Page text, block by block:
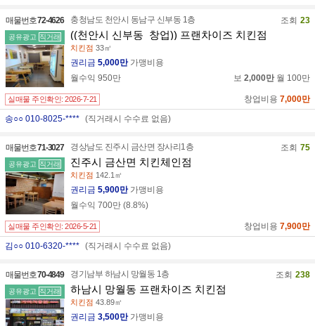
매물번호72-4626
공유광고 직거래
충청남도 천안시 동남구 신부동 1층 조회 23
((천안시 신부동_창업)) 프랜차이즈 치킨점
치킨점 33㎡
권리금 5,000만 가맹비용
월수익 950만 보 2,000만 월 100만
실매물 주인확인: 2026-7-21 창업비용 7,000만
송○○ 010-8025-**** (직거래시 수수료 없음)
매물번호71-3027
공유광고 직거래
경상남도 진주시 금산면 장사리1층 조회 75
진주시 금산면 치킨체인점
치킨점 142.1㎡
권리금 5,900만 가맹비용
월수익 700만 (8.8%)
실매물 주인확인: 2026-5-21 창업비용 7,900만
김○○ 010-6320-**** (직거래시 수수료 없음)
매물번호70-4849
공유광고 직거래
경기남부 하남시 망월동 1층 조회 238
하남시 망월동 프랜차이즈 치킨점
치킨점 43.89㎡
권리금 3,500만 가맹비용